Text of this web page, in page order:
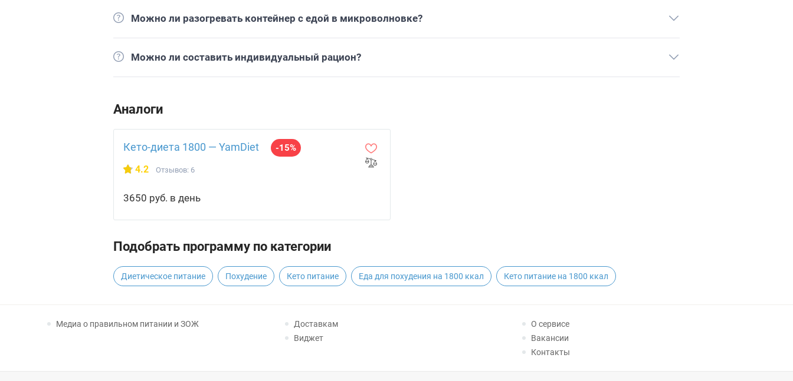
Можно ли разогревать контейнер с едой в микроволновке?
Можно ли составить индивидуальный рацион?
Аналоги
Кето-диета 1800 — YamDiet -15%
4.2 Отзывов: 6
3650 руб. в день
Подобрать программу по категории
Диетическое питание Похудение Кето питание Еда для похудения на 1800 ккал Кето питание на 1800 ккал
Медиа о правильном питании и ЗОЖ
Доставкам
Виджет
О сервисе
Вакансии
Контакты